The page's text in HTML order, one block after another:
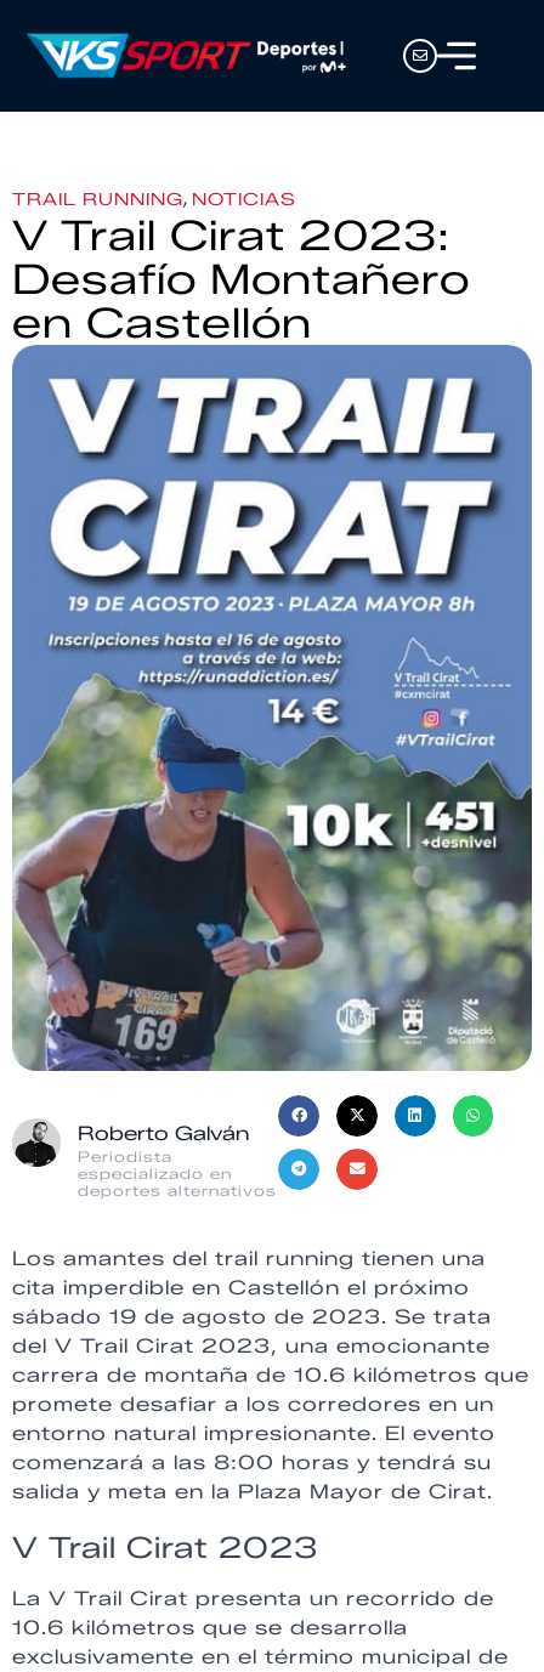
TRAIL RUNNING, NOTICIAS
V Trail Cirat 2023:
Desafío Montañero
en Castellón
Roberto Galván
Periodista
especializado en
deportes alternativos
Los amantes del trail running tienen una
cita imperdible en Castellón el próximo
sábado 19 de agosto de 2023. Se trata
del V Trail Cirat 2023, una emocionante
carrera de montaña de 10.6 kilómetros que
promete desafiar a los corredores en un
entorno natural impresionante. El evento
comenzará a las 8:00 horas y tendrá su
salida y meta en la Plaza Mayor de Cirat.
V Trail Cirat 2023
La V Trail Cirat presenta un recorrido de
10.6 kilómetros que se desarrolla
exclusivamente en el término municipal de